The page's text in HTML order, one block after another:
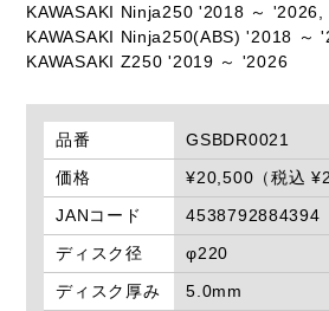
KAWASAKI Ninja250 '2018 ～ '2026,
KAWASAKI Ninja250(ABS) '2018 ～
KAWASAKI Z250 '2019 ～ '2026
品番
GSBDR0021
価格
¥20,500（税込
JANコード
4538792884394
ディスク径
φ220
ディスク厚み
5.0mm